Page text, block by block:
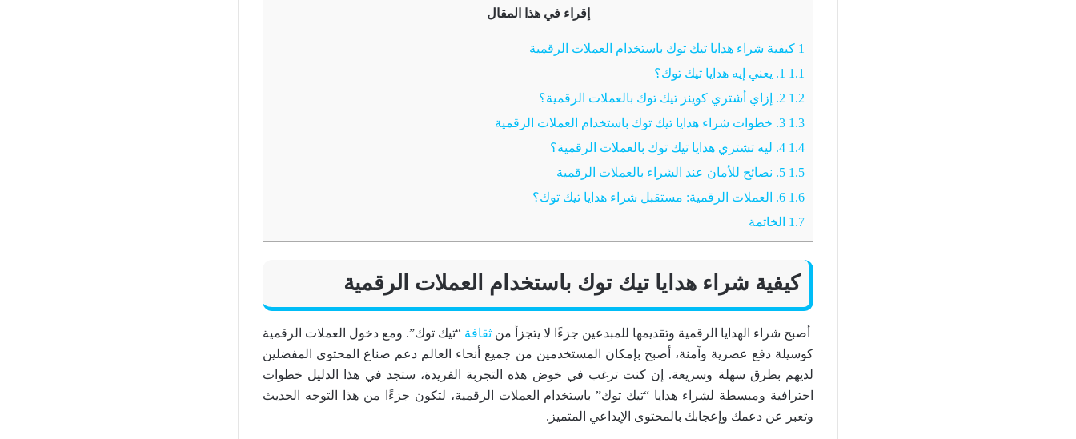
إقراء في هذا المقال
1 كيفية شراء هدايا تيك توك باستخدام العملات الرقمية
1.1
1.2
1.3
1.4
1.5
1.6
1.7 الخاتمة
كيفية شراء هدايا تيك توك باستخدام العملات الرقمية
أصبح شراء الهدايا الرقمية وتقديمها للمبدعين جزءًا لا يتجزأ من ثقافة “تيك توك”. ومع دخول العملات الرقمية
كوسيلة دفع عصرية وآمنة، أصبح بإمكان المستخدمين من جميع أنحاء العالم دعم صناع المحتوى المفضلين
لديهم بطرق سهلة وسريعة. إن كنت ترغب في خوض هذه التجربة الفريدة، ستجد في هذا الدليل خطوات
احترافية ومبسطة لشراء هدايا “تيك توك” باستخدام العملات الرقمية، لتكون جزءًا من هذا التوجه الحديث
وتعبر عن دعمك وإعجابك بالمحتوى الإبداعي المتميز.